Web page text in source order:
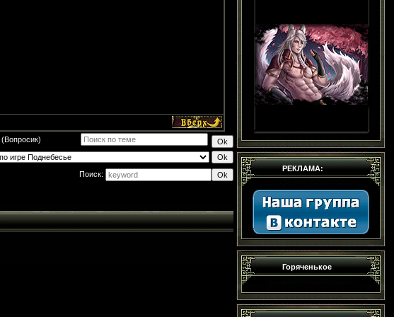
(Вопросик)
Поиск:
РЕКЛАМА:
Горяченькое